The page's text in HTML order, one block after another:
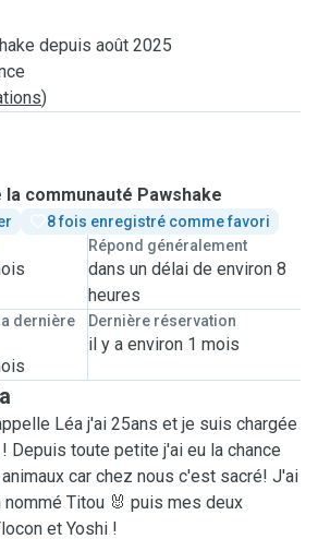
depuis août 2025
)
communauté Pawshake
8 fois enregistré comme favori
Répond généralement
dans un délai de environ 8
heures
dernière
Dernière réservation
il y a environ 1 mois
Léa j'ai 25ans et je suis chargée
Depuis toute petite j'ai eu la chance
car chez nous c'est sacré! J'ai
nommé Titou 🐰 puis mes deux
et Yoshi !